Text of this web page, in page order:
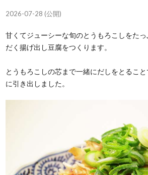
2026-07-28 (公開)
甘くてジューシーな旬のとうもろこしをた
だく揚げ出し豆腐をつくります。
とうもろこしの芯まで一緒にだしをとるこ
に引き出しました。